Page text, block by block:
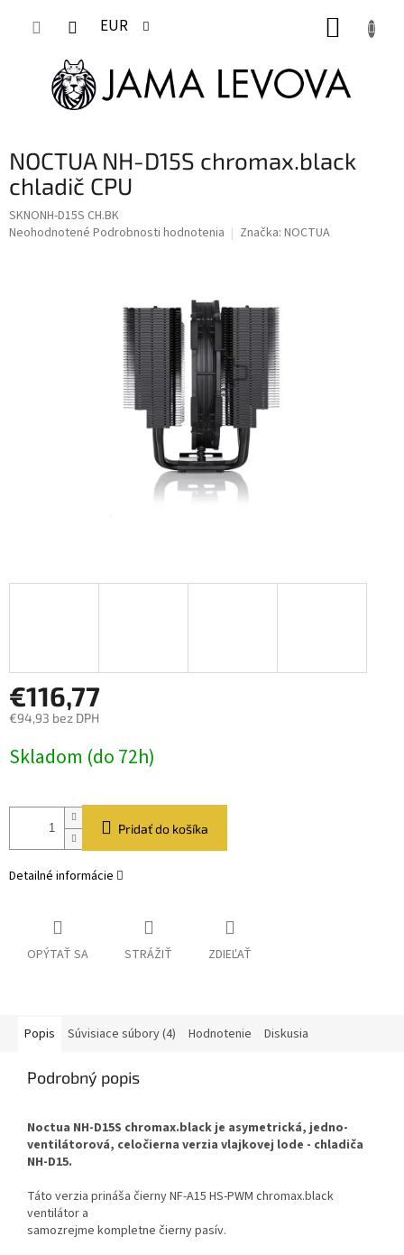
EUR
NOCTUA NH-D15S chromax.black
chladič CPU
SKNONH-D15S CH.BK
Priemerné
Neohodnotené Podrobnosti hodnotenia Značka: NOCTUA
€116,77
€94,93 bez DPH
cena:
Skladom (do 72h)
Pridať do košíka
Detailné informácie
OPÝTAŤ SA STRÁŽIŤ ZDIEĽAŤ
Popis Súvisiace súbory (4) Hodnotenie Diskusia
Podrobný popis
Noctua NH-D15S chromax.black je asymetrická, jedno-
ventilátorová, celočierna verzia vlajkovej lode - chladiča
NH-D15.
Táto verzia prináša čierny NF-A15 HS-PWM chromax.black
ventilátor a
samozrejme kompletne čierny pasív.